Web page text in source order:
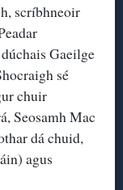
scríbhneoir
Gaeilge
sé
chuir
Seosamh Mac
dá chuid,
agus